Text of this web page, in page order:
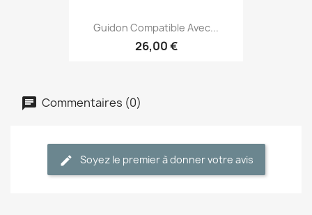
Guidon Compatible Avec...
26,00 €
Commentaires (0)
Soyez le premier à donner votre avis